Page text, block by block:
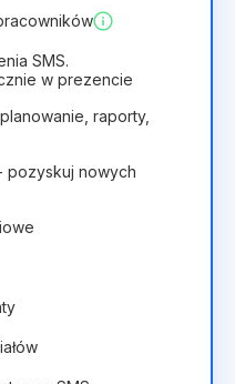
SMS.
w prezencie
raporty,
pozyskuj nowych